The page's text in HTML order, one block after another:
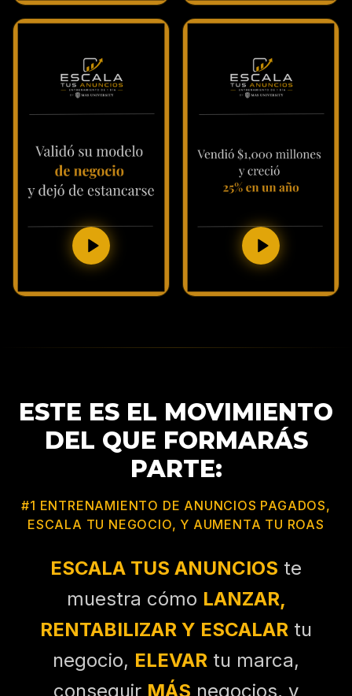
ESTE ES EL MOVIMIENTO
DEL QUE FORMARÁS
PARTE:
#1 ENTRENAMIENTO DE ANUNCIOS PAGADOS,
ESCALA TU NEGOCIO, Y AUMENTA TU ROAS
ESCALA TUS ANUNCIOS te
muestra cómo LANZAR,
RENTABILIZAR Y ESCALAR tu
negocio, ELEVAR tu marca,
conseguir MÁS negocios, y